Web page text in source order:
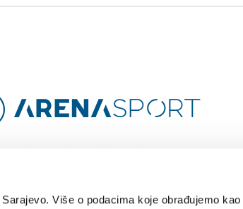
Više o podacima koje obrađujemo